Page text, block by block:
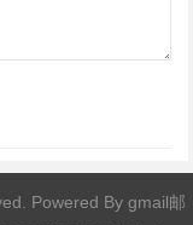
Powered Bygmail邮